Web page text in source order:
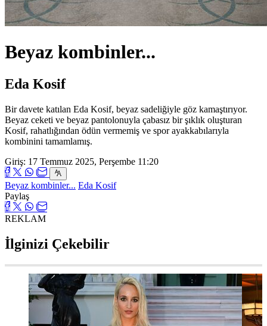
Beyaz kombinler...
Eda Kosif
Bir davete katılan Eda Kosif, beyaz sadeliğiyle göz kamaştırıyor.
Beyaz ceketi ve beyaz pantolonuyla çabasız bir şıklık oluşturan
Kosif, rahatlığından ödün vermemiş ve spor ayakkabılarıyla
kombinini tamamlamış.
Giriş: 17 Temmuz 2025, Perşembe 11:20
Beyaz kombinler... Eda Kosif
Paylaş
REKLAM
İlginizi Çekebilir